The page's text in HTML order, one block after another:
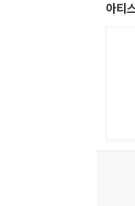
ic for
아티